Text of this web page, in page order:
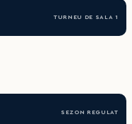
TURNEU DE SALA 1
SEZON REGULAT